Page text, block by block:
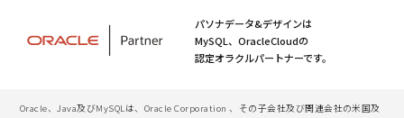
パソナデータ&デザインは
MySQL、OracleCloudの
認定オラクルパートナーです。
Oracle、Java及びMySQLは、Oracle Corporation 、その子会社及び関連会社の米国及